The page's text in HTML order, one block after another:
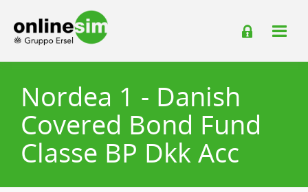
Nordea 1 - Danish
Covered Bond Fund
Classe BP Dkk Acc